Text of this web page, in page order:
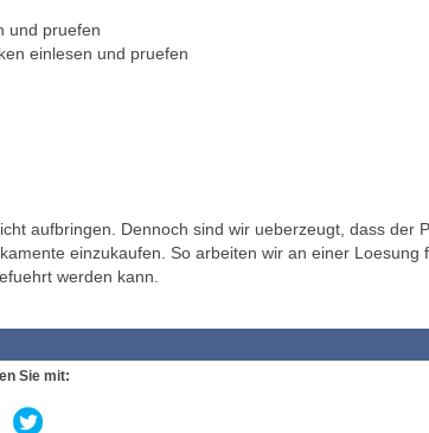
und pruefen
einlesen und pruefen
aufbringen. Dennoch sind wir ueberzeugt, dass der
einzukaufen. So arbeiten wir an einer Loesung
werden kann.
Sie mit: